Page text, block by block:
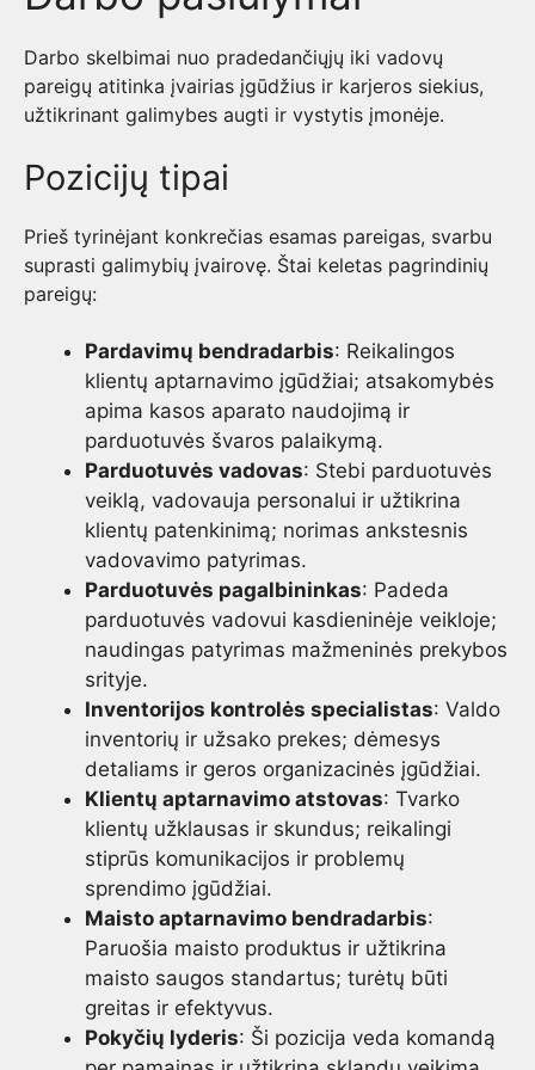
Darbo skelbimai nuo pradedančiųjų iki vadovų
pareigų atitinka įvairias įgūdžius ir karjeros siekius,
užtikrinant galimybes augti ir vystytis įmonėje.
Pozicijų tipai
Prieš tyrinėjant konkrečias esamas pareigas, svarbu
suprasti galimybių įvairovę. Štai keletas pagrindinių
pareigų:
Pardavimų bendradarbis: Reikalingos
klientų aptarnavimo įgūdžiai; atsakomybės
apima kasos aparato naudojimą ir
parduotuvės švaros palaikymą.
Parduotuvės vadovas: Stebi parduotuvės
veiklą, vadovauja personalui ir užtikrina
klientų patenkinimą; norimas ankstesnis
vadovavimo patyrimas.
Parduotuvės pagalbininkas: Padeda
parduotuvės vadovui kasdieninėje veikloje;
naudingas patyrimas mažmeninės prekybos
srityje.
Inventorijos kontrolės specialistas: Valdo
inventorių ir užsako prekes; dėmesys
detaliams ir geros organizacinės įgūdžiai.
Klientų aptarnavimo atstovas: Tvarko
klientų užklausas ir skundus; reikalingi
stiprūs komunikacijos ir problemų
sprendimo įgūdžiai.
Maisto aptarnavimo bendradarbis:
Paruošia maisto produktus ir užtikrina
maisto saugos standartus; turėtų būti
greitas ir efektyvus.
Pokyčių lyderis: Ši pozicija veda komandą